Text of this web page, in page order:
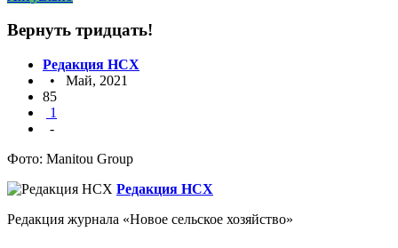
Вернуть тридцать!
Редакция НСХ
• Май, 2021
85
1
-
Фото: Manitou Group
Редакция НСХ
Редакция журнала «Новое сельское хозяйство»